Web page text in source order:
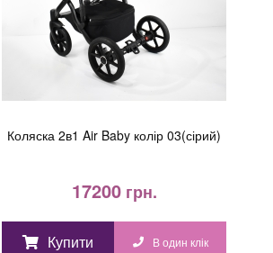
Коляска 2в1 Air Baby колір 03(сірий)
17200грн.
Купити В один клік